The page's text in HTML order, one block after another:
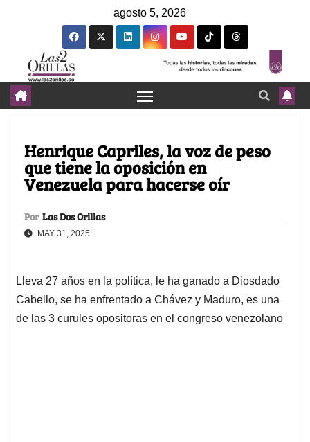
agosto 5, 2026
Henrique Capriles, la voz de peso
que tiene la oposición en
Venezuela para hacerse oír
Por Las Dos Orillas
MAY 31, 2025
Lleva 27 años en la política, le ha ganado a Diosdado
Cabello, se ha enfrentado a Chávez y Maduro, es una
de las 3 curules opositoras en el congreso venezolano